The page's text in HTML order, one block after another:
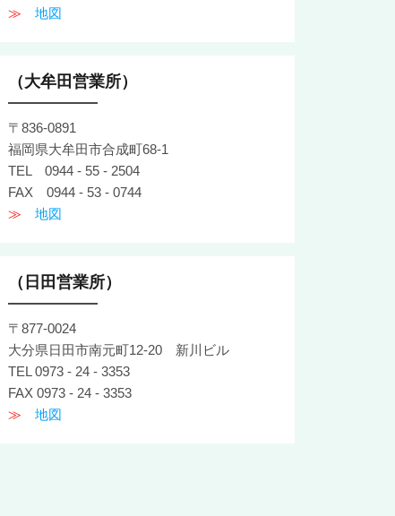
≫ 地図
（大牟田営業所）
〒836-0891
福岡県大牟田市合成町68-1
TEL 0944 - 55 - 2504
FAX 0944 - 53 - 0744
≫ 地図
（日田営業所）
〒877-0024
大分県日田市南元町12-20 新川ビル
TEL 0973 - 24 - 3353
FAX 0973 - 24 - 3353
≫ 地図